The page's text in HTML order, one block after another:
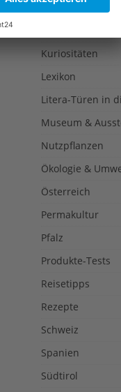
Kultur
Kuriositäten
Lexikon
Litera-Türen in
Museum &
Nutzpflanzen
Ökologie &
Österreich
Permakultur
Pfalz
Produkte-Tests
Reisetipps
Rezepte
Schweiz
Spanien
Südtirol